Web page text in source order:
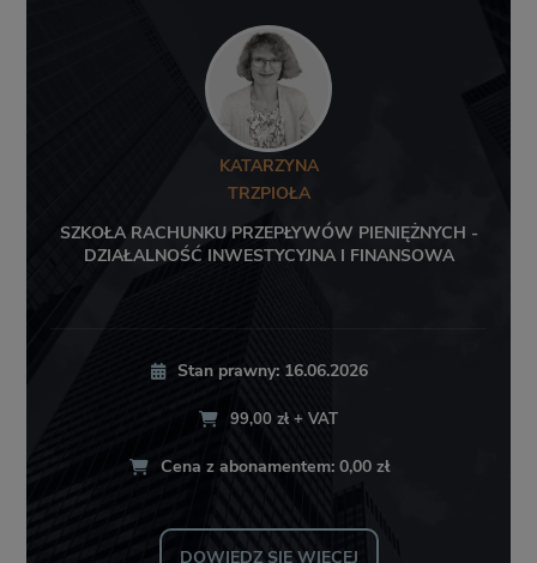
KATARZYNA
TRZPIOŁA
SZKOŁA RACHUNKU PRZEPŁYWÓW PIENIĘŻNYCH -
DZIAŁALNOŚĆ INWESTYCYJNA I FINANSOWA
Stan prawny: 16.06.2026
99,00 zł + VAT
Cena z abonamentem: 0,00 zł
DOWIEDZ SIĘ WIĘCEJ